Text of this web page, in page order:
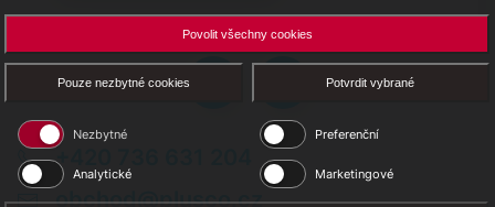
+420 736 631 204
obchod@plusco.cz
Pouze nezbytné cookies Potvrdit vybrané
Povolit všechny cookies
Nezbytné Preferenční
Analytické Marketingové